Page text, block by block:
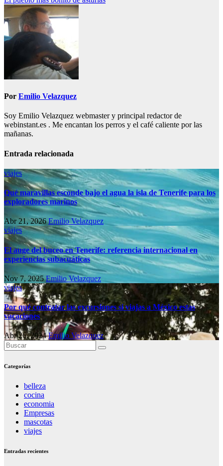
de
entradas
Por Emilio Velazquez
Soy Emilio Velazquez webmaster y principal redactor de
webinstant.es . Me encantan los perros y el café caliente por las
mañanas.
Entrada relacionada
viajes
Qué maravillas esconde bajo el agua la isla de Tenerife para los
exploradores marinos
Abr 21, 2026Emilio Velazquez
viajes
El auge del buceo en Tenerife: referencia internacional en
experiencias subacuáticas
Nov 7, 2025Emilio Velazquez
viajes
Por qué contratar las excursiones si viajas a México estas
vacaciones
Abr 26, 2024Emilio Velazquez
Categorías
belleza
cocina
economia
Empresas
mascotas
viajes
Entradas recientes